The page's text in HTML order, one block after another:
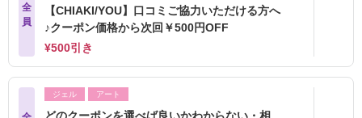
全
員
【CHIAKI/YOU】口コミご協力いただける方へ
♪クーポン価格から次回￥500円OFF
¥500引き
ジェル アート